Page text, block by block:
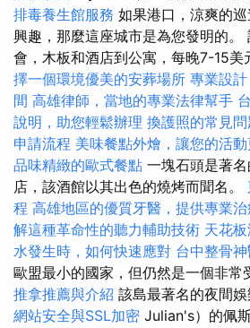
排毒養生館服務 如果港口，涼爽的
興趣，那麼這座城市是為您發明的。
會，木板和酒店到公寓，每晚7-15美
擇一個環境優美的安葬場所 專業設
間 高雄律師，當地的專業法律幫手
說明，助您輕鬆辦理 換護照的常見
申請流程 美味餐點外燴，讓您的活
品味精緻的歐式餐點 一塊石頭是著
店，該酒館以其出色的燒烤而聞名。
程 高雄地區的優質牙醫，提供專業治
解這種革命性的聽力輔助技術 天花
水發生時，如何快速應對 台中整骨
歐盟最小的國家，但仍然是一個非常
推拿推薦與介紹 該島最著名的夜間
網站安全與SSL加密 Julian's）的佩